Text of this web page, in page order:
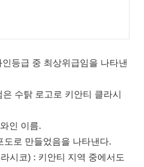
등급 중 최상위급임을 나타낸
수탉 로고로 키안티 클라시
인 이름.
로 만들었음을 나타낸다.
시코) : 키안티 지역 중에서도